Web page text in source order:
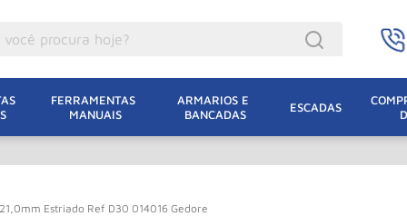
FERRAMENTAS
MANUAIS
ARMARIOS E
BANCADAS
ESCADAS
Estriado Ref D30 014016 Gedore